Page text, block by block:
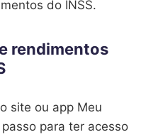
do INSS.
rendimentos
site ou app Meu
para ter acesso